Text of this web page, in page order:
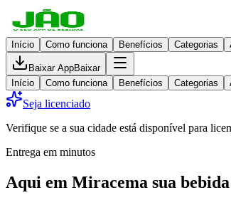
Início Como funciona Benefícios Categorias
Baixar AppBaixar
Início
Como funciona Benefícios Categorias
Seja licenciado
Verifique se a sua cidade está disponível para
Entrega em minutos
Aqui em Miracema sua